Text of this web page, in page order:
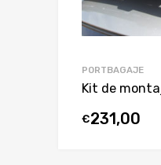
PORTBAGAJE
Kit de
€231,00